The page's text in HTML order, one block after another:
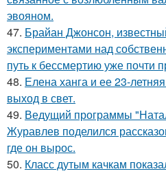
эвояном.
47. Брайан Джонсон,
экспериментами над
путь к бессмертию уже почти
48. Елена ханга и ее 23-
выход в свет.
49. Ведущий программы
Журавлев поделился
где он вырос.
50. Класс дутым качкам